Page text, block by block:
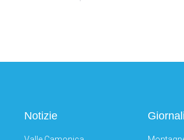
Notizie Giornali